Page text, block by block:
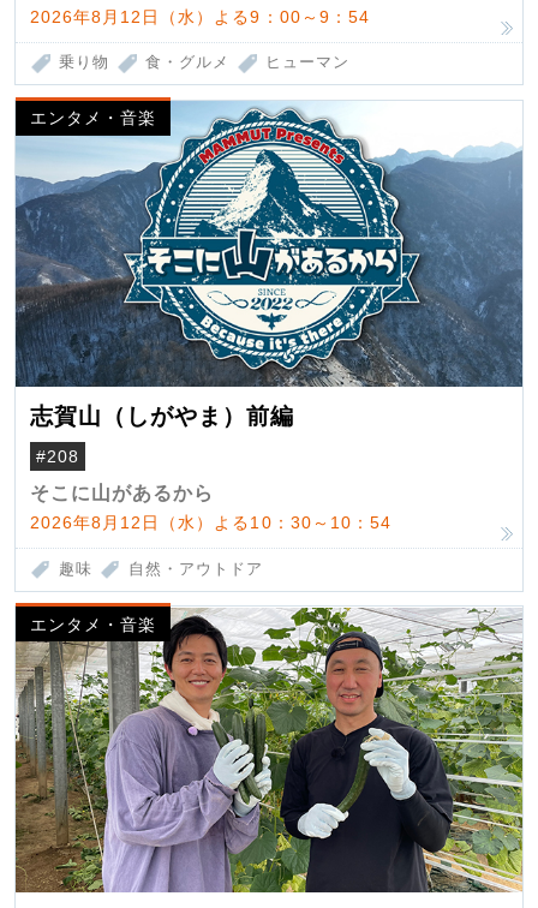
2026年8月12日（水）よる9：00～9：54
乗り物 食・グルメ ヒューマン
エンタメ・音楽
志賀山（しがやま）前編
#208
そこに山があるから
2026年8月12日（水）よる10：30～10：54
趣味 自然・アウトドア
エンタメ・音楽